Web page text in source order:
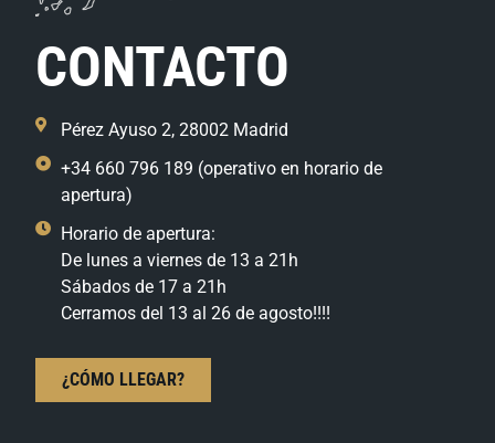
CONTACTO
Pérez Ayuso 2, 28002 Madrid
+34 660 796 189 (operativo en horario de
apertura)
Horario de apertura:
De lunes a viernes de 13 a 21h
Sábados de 17 a 21h
Cerramos del 13 al 26 de agosto!!!!
¿CÓMO LLEGAR?